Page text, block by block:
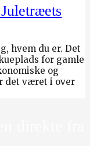
hvem du er. Det
for gamle
og
det været i over